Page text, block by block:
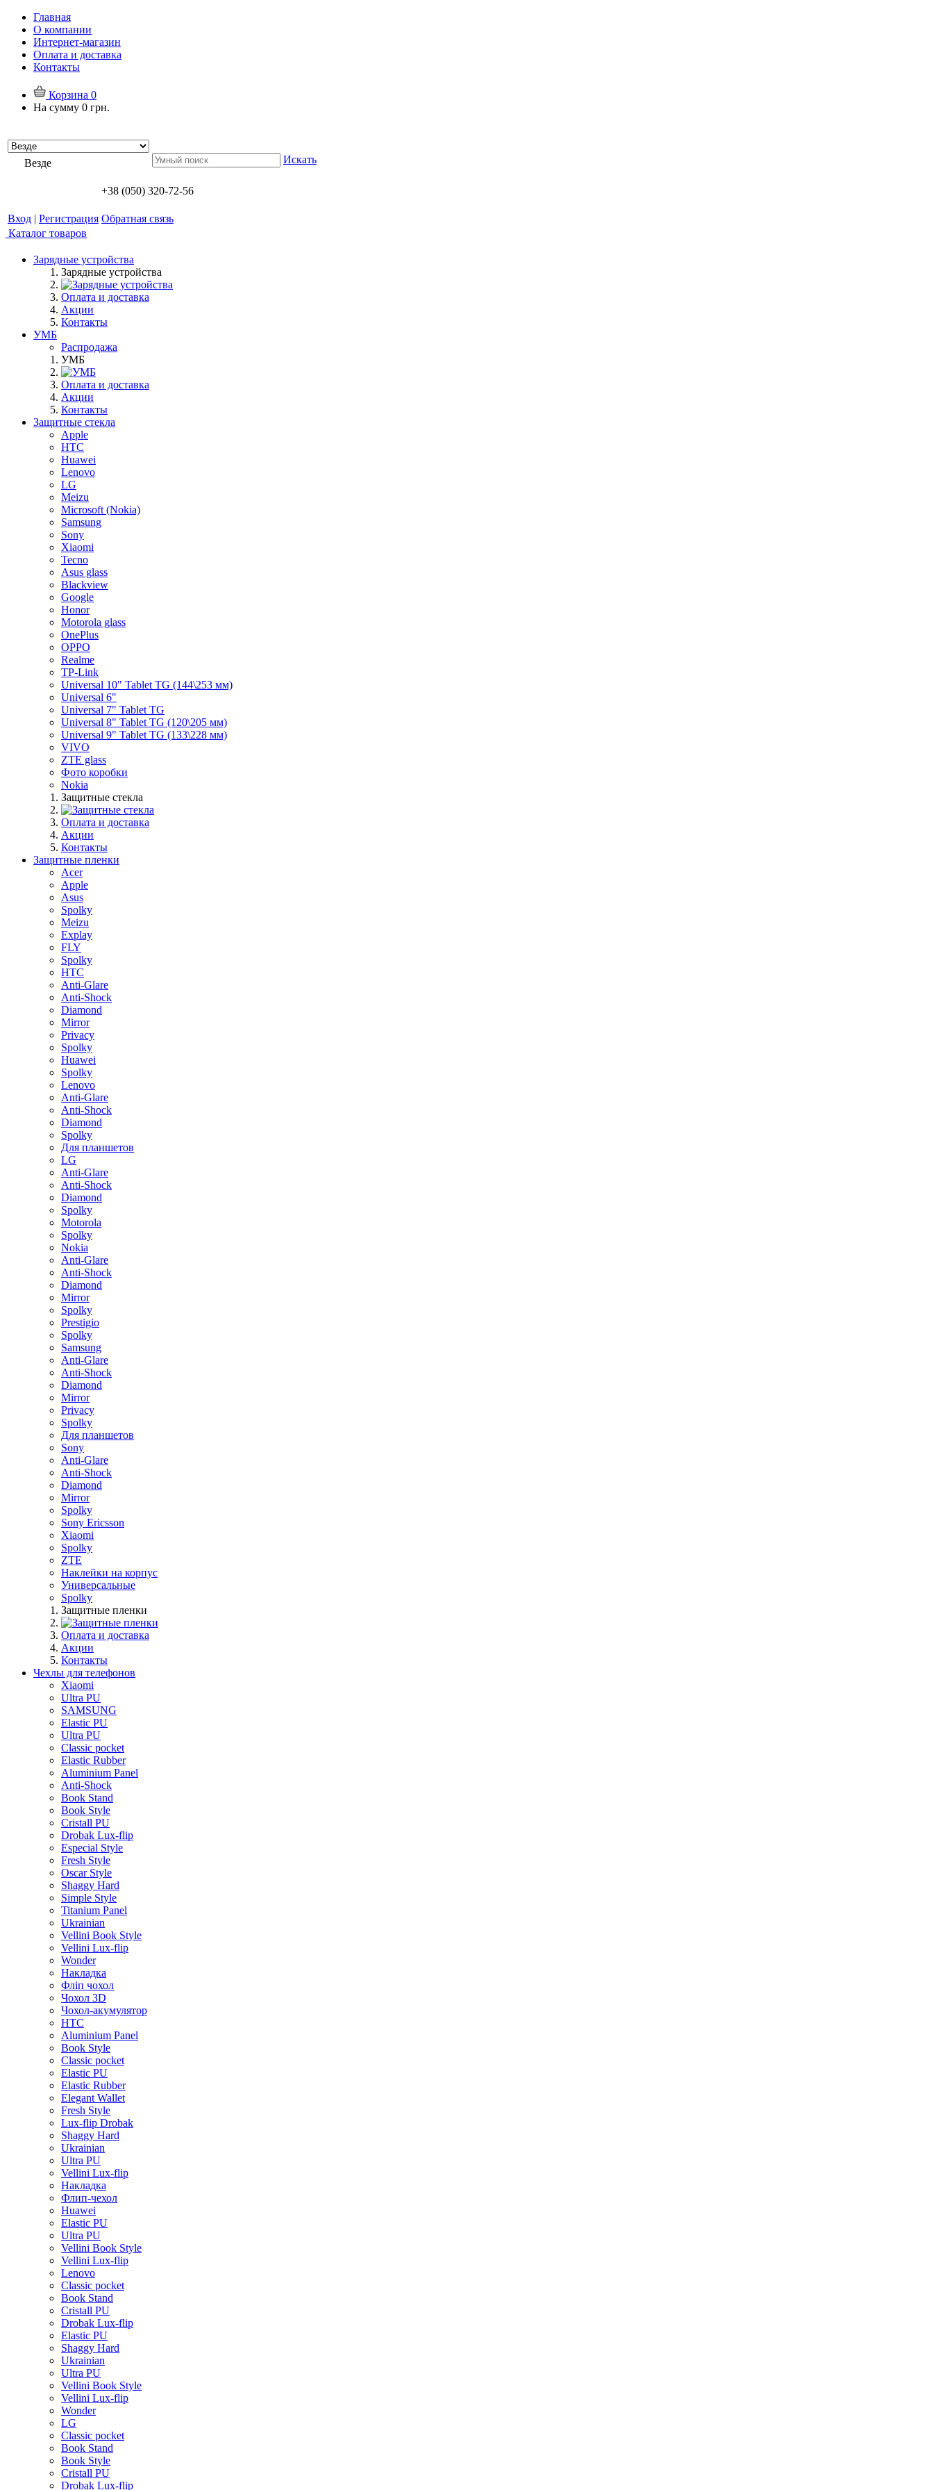
Главная
О компании
Интернет-магазин
Оплата и доставка
Контакты
Корзина 0
На сумму 0 грн.
Везде Искать
+38 (050) 320-72-56
Вход | Регистрация Обратная связь
Каталог товаров
Зарядные устройства
Зарядные устройства
Оплата и доставка
Акции
Контакты
УМБ
Распродажа
УМБ
Оплата и доставка
Акции
Контакты
Защитные стекла
Apple
HTC
Huawei
Lenovo
LG
Meizu
Microsoft (Nokia)
Samsung
Sony
Xiaomi
Tecno
Asus glass
Blackview
Google
Honor
Motorola glass
OnePlus
OPPO
Realme
TP-Link
Universal 10" Tablet TG (144\253 мм)
Universal 6"
Universal 7" Tablet TG
Universal 8" Tablet TG (120\205 мм)
Universal 9" Tablet TG (133\228 мм)
VIVO
ZTE glass
Фото коробки
Nokia
Защитные стекла
Оплата и доставка
Акции
Контакты
Защитные пленки
Acer
Apple
Asus
Spolky
Meizu
Explay
FLY
Spolky
HTC
Anti-Glare
Anti-Shock
Diamond
Mirror
Privacy
Spolky
Huawei
Spolky
Lenovo
Anti-Glare
Anti-Shock
Diamond
Spolky
Для планшетов
LG
Anti-Glare
Anti-Shock
Diamond
Spolky
Motorola
Spolky
Nokia
Anti-Glare
Anti-Shock
Diamond
Mirror
Spolky
Prestigio
Spolky
Samsung
Anti-Glare
Anti-Shock
Diamond
Mirror
Privacy
Spolky
Для планшетов
Sony
Anti-Glare
Anti-Shock
Diamond
Mirror
Spolky
Sony Ericsson
Xiaomi
Spolky
ZTE
Наклейки на корпус
Универсальные
Spolky
Защитные пленки
Оплата и доставка
Акции
Контакты
Чехлы для телефонов
Xiaomi
Ultra PU
SAMSUNG
Elastic PU
Ultra PU
Classic pocket
Elastic Rubber
Aluminium Panel
Anti-Shock
Book Stand
Book Style
Cristall PU
Drobak Lux-flip
Especial Style
Fresh Style
Oscar Style
Shaggy Hard
Simple Style
Titanium Panel
Ukrainian
Vellini Book Style
Vellini Lux-flip
Wonder
Накладка
Фліп чохол
Чохол 3D
Чохол-акумулятор
HTC
Aluminium Panel
Book Style
Classic pocket
Elastic PU
Elastic Rubber
Elegant Wallet
Fresh Style
Lux-flip Drobak
Shaggy Hard
Ukrainian
Ultra PU
Vellini Lux-flip
Накладка
Флип-чехол
Huawei
Elastic PU
Ultra PU
Vellini Book Style
Vellini Lux-flip
Lenovo
Classic pocket
Book Stand
Cristall PU
Drobak Lux-flip
Elastic PU
Shaggy Hard
Ukrainian
Ultra PU
Vellini Book Style
Vellini Lux-flip
Wonder
LG
Classic pocket
Book Stand
Book Style
Cristall PU
Drobak Lux-flip